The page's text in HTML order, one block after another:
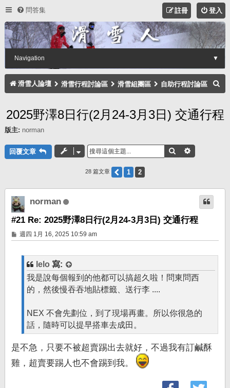
問答集 登入
註冊
Navigation ▼
滑雪人論壇 滑雪行程討論區 滑雪組團區 自助行程討論區
2025野澤8日行(2月24-3月3日) 交通行程
版主: norman
回覆文章 搜尋
28 篇文章 上一頁
1 2
norman
#21 Re: 2025野澤8日行(2月24-3月3日) 交通行程
文
章
週四 1月 16, 2025 10:59 am
lelo 寫:
我是說每個報到的他都可以搞超久啦！問東問西
的，然後慢吞吞地貼標籤、送行李 ....
NEX 不會先劃位，到了現場再畫。所以你很急的
話，隨時可以提早搭車去成田。
是不急，只要不被超賣踢出去就好，不過我有訂鹹酥
雞，超賣要踢人也不會踢到我。